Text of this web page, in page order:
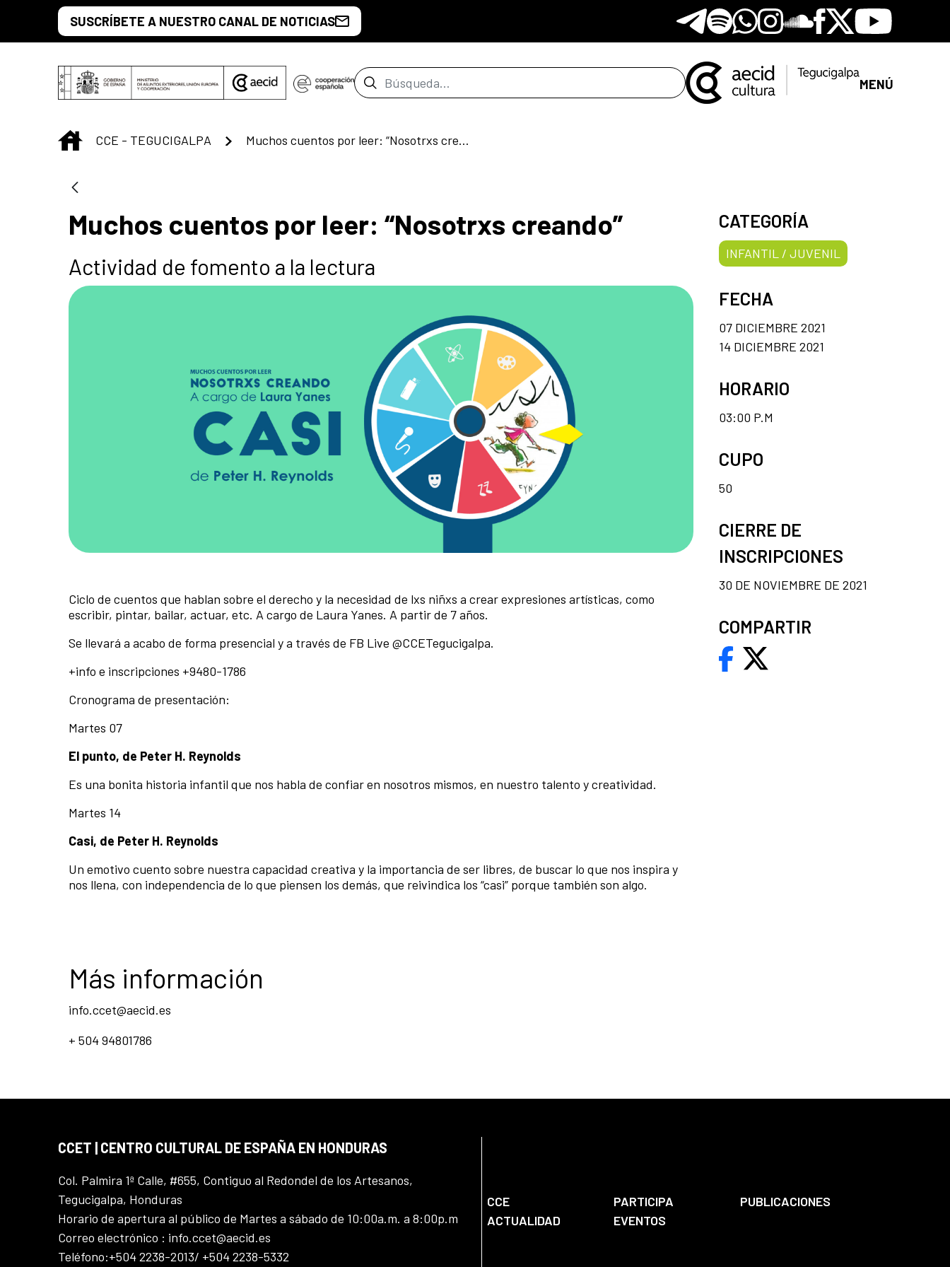
Saltar al contenido principal
SUSCRÍBETE A NUESTRO CANAL DE NOTICIAS Telegram
SpotifyWhatsapp
Instagram
Soundclore
Facebook
X Youtube
Barra de búsqueda MENÚ
INICIO
CCE - TEGUCIGALPA Muchos cuentos por leer: “Nosotrxs creando”
Muchos cuentos por leer: “Nosotrxs creando”
Actividad de fomento a la lectura
Ciclo de cuentos que hablan sobre el derecho y la necesidad de lxs niñxs a crear expresiones artísticas, como
escribir, pintar, bailar, actuar, etc. A cargo de Laura Yanes. A partir de 7 años.
Se llevará a acabo de forma presencial y a través de FB Live @CCETegucigalpa.
+info e inscripciones +9480-1786
Cronograma de presentación:
Martes 07
El punto, de Peter H. Reynolds
Es una bonita historia infantil que nos habla de confiar en nosotros mismos, en nuestro talento y creatividad.
Martes 14
Casi, de Peter H. Reynolds
Un emotivo cuento sobre nuestra capacidad creativa y la importancia de ser libres, de buscar lo que nos inspira y
nos llena, con independencia de lo que piensen los demás, que reivindica los “casi” porque también son algo.
Más información
info.ccet@aecid.es
+ 504 94801786
CATEGORÍA
INFANTIL / JUVENIL
FECHA
07 DICIEMBRE 2021
14 DICIEMBRE 2021
HORARIO
03:00 P.M
CUPO
50
CIERRE DE
INSCRIPCIONES
30 DE NOVIEMBRE DE 2021
COMPARTIR
CCET | CENTRO CULTURAL DE ESPAÑA EN HONDURAS
Col. Palmira 1ª Calle, #655, Contiguo al Redondel de los Artesanos,
Tegucigalpa, Honduras
Horario de apertura al público de Martes a sábado de 10:00a.m. a 8:00p.m
Correo electrónico : info.ccet@aecid.es
Teléfono:+504 2238-2013/ +504 2238-5332
CCE PARTICIPA
PUBLICACIONES
ACTUALIDAD
EVENTOS